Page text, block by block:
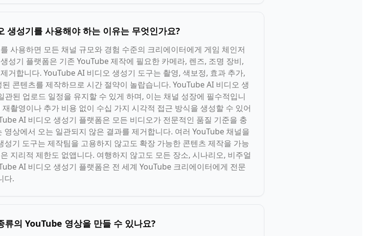
성기를 사용해야 하는 이유는 무엇인가요?
사용하면 모든 채널 규모와 경험 수준의 크리에이터에게 게임 체인저
성기 플랫폼은 기존 YouTube 제작에 필요한 카메라, 렌즈, 조명 장비,
거합니다. YouTube AI 비디오 생성기 도구는 촬영, 색보정, 효과 추가,
콘텐츠를 제작하므로 시간 절약이 놀랍습니다. YouTube AI 비디오 생
된 업로드 일정을 유지할 수 있게 하며, 이는 채널 성장에 필수적입니
촬영이나 추가 비용 없이 수십 가지 시각적 접근 방식을 생성할 수 있어
AI 비디오 생성기 플랫폼은 모든 비디오가 전문적인 품질 기준을 충
상에서 오는 일관되지 않은 결과를 제거합니다. 여러 YouTube 채널을
기 도구는 제작팀을 고용하지 않고도 확장 가능한 콘텐츠 제작을 가능
지리적 제한도 없앱니다. 여행하지 않고도 모든 장소, 시나리오, 비주얼
AI 비디오 생성기 플랫폼은 전 세계 YouTube 크리에이터에게 전문
다.
의 YouTube 영상을 만들 수 있나요?